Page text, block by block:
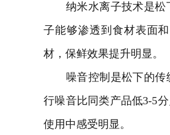
纳米水离子技术是松
子能够渗透到食材表面
材，保鲜效果提升明显。
噪音控制是松下的传
行噪音比同类产品低3-5
使用中感受明显。